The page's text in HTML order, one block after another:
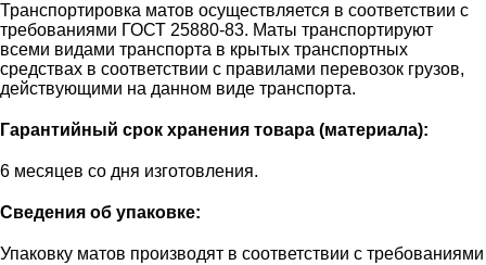
Транспортировка матов осуществляется в соответствии с
требованиями ГОСТ 25880-83. Маты транспортируют
всеми видами транспорта в крытых транспортных
средствах в соответствии с правилами перевозок грузов,
действующими на данном виде транспорта.
Гарантийный срок хранения товара (материала):
6 месяцев со дня изготовления.
Сведения об упаковке:
Упаковку матов производят в соответствии с требованиями